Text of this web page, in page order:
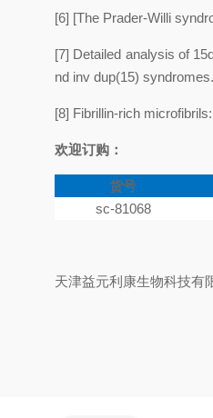
[6] [The Prader-Willi
[7] Detailed analysis of
nd inv dup(15) syndromes.
[8] Fibrillin-rich
欢迎订购：
货号
sc-81068
天津益元利康生物科技有